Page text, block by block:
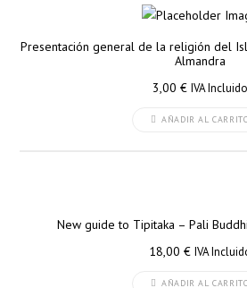
Presentación general de la religión del
Almandra
3,00 € IVA Incluido
AÑADIR AL
New guide to Tipitaka – Pali
18,00 € IVA
AÑADIR AL